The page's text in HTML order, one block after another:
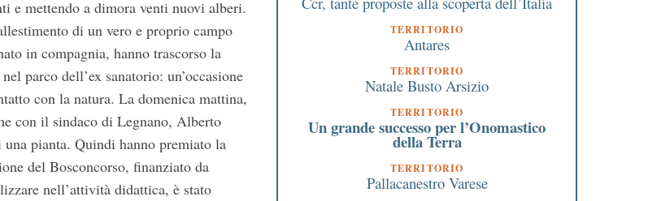
e mettendo a dimora venti nuovi alberi.
di un vero e proprio campo
in compagnia, hanno trascorso la
parco dell’ex sanatorio: un’occasione
con la natura. La domenica mattina,
con il sindaco di Legnano, Alberto
pianta. Quindi hanno premiato la
del Bosconcorso, finanziato da
nell’attività didattica, è stato
TERRITORIO
Antares
TERRITORIO
Natale Busto Arsizio
TERRITORIO
Un grande successo per l’Onomastico
della Terra
TERRITORIO
Pallacanestro Varese